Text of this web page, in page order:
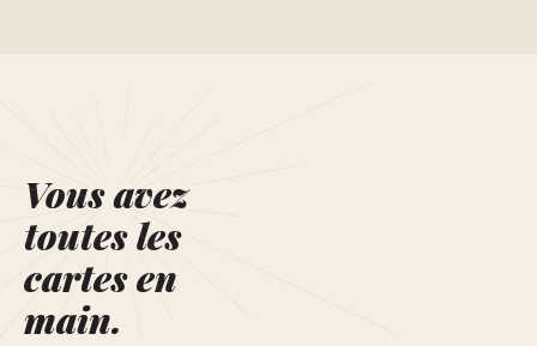
Vous avez
toutes les
cartes en
main.